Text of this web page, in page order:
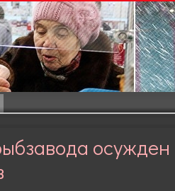
осужден